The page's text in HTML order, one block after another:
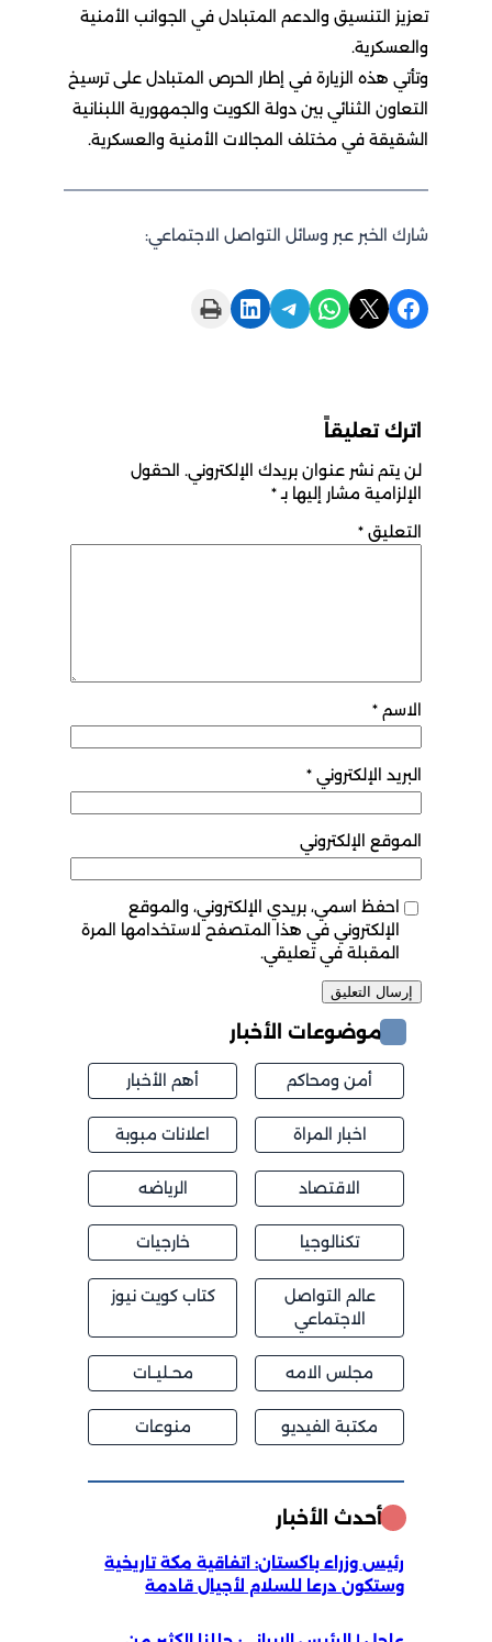
تعزيز التنسيق والدعم المتبادل في الجوانب الأمنية
والعسكرية.
وتأتي هذه الزيارة في إطار الحرص المتبادل على ترسيخ
التعاون الثنائي بين دولة الكويت والجمهورية اللبنانية
الشقيقة في مختلف المجالات الأمنية والعسكرية.
شارك الخبر عبر وسائل التواصل الاجتماعي:
Share on Facebook
Share on X
Share on WhatsApp
Share on Telegram
Share on LinkedIn
Print this Page
اترك تعليقاً
لن يتم نشر عنوان بريدك الإلكتروني. الحقول
الإلزامية مشار إليها بـ*
التعليق *
الاسم *
البريد الإلكتروني *
الموقع الإلكتروني
احفظ اسمي، بريدي الإلكتروني، والموقع
الإلكتروني في هذا المتصفح لاستخدامها المرة
المقبلة في تعليقي.
موضوعات الأخبار
أمن ومحاكم أهم الأخبار
اخبار المراة اعلانات مبوبة
الاقتصاد الرياضه
تكنالوجيا خارجيات
عالم التواصل
الاجتماعي
كتاب كويت نيوز
مجلس الامه محــليــات
مكتبة الفيديو منوعات
أحدث الأخبار
رئيس وزراء باكستان: اتفاقية مكة تاريخية
وستكون درعا للسلام لأجيال قادمة